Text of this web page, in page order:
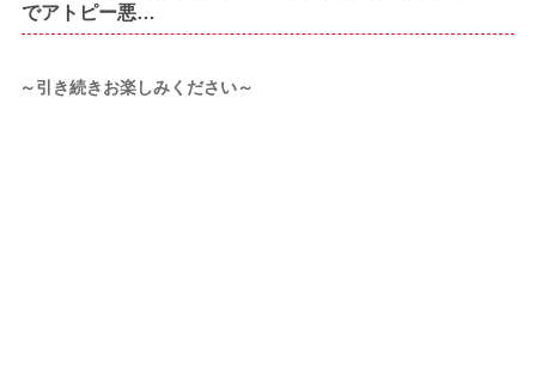
でアトピー悪…
～引き続きお楽しみください～